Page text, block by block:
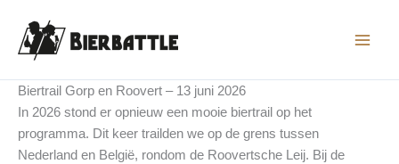
naar
Biertrail Gorp en Roovert – 13 juni 2026
In 2026 stond er opnieuw een mooie biertrail op het
programma. Dit keer trailden we op de grens tussen
Nederland en België, rondom de Roovertsche Leij. Bij de